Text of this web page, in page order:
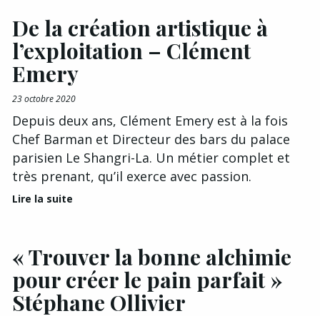
De la création artistique à
l’exploitation – Clément
Emery
23 octobre 2020
Depuis deux ans, Clément Emery est à la fois
Chef Barman et Directeur des bars du palace
parisien Le Shangri-La. Un métier complet et
très prenant, qu’il exerce avec passion.
Lire la suite
« Trouver la bonne alchimie
pour créer le pain parfait »
Stéphane Ollivier